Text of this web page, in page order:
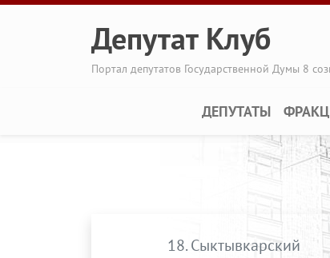
Перейти к основному содержанию
Депутат Клуб
Портал депутатов Государственной Думы 8
Main navigation
ДЕПУТАТЫ
18. Сыктывкарский